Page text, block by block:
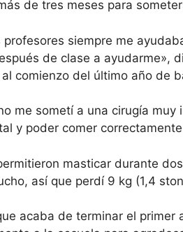
de tres meses para
profesores siempre me
de clase a ayudarme»,
comienzo del último año de
me sometí a una cirugía
y poder comer
masticar durante
así que perdí 9 kg (1,4
acaba de terminar el